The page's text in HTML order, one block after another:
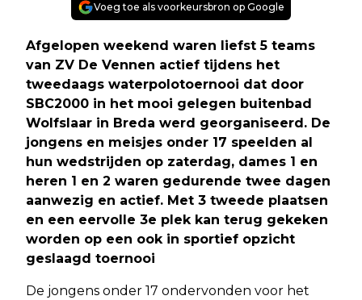
Voeg toe als voorkeursbron op Google
Afgelopen weekend waren liefst 5 teams
van ZV De Vennen actief tijdens het
tweedaags waterpolotoernooi dat door
SBC2000 in het mooi gelegen buitenbad
Wolfslaar in Breda werd georganiseerd. De
jongens en meisjes onder 17 speelden al
hun wedstrijden op zaterdag, dames 1 en
heren 1 en 2 waren gedurende twee dagen
aanwezig en actief. Met 3 tweede plaatsen
en een eervolle 3e plek kan terug gekeken
worden op een ook in sportief opzicht
geslaagd toernooi
De jongens onder 17 ondervonden voor het